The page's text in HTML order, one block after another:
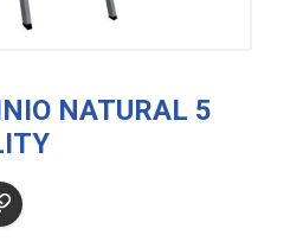
NATURAL 5